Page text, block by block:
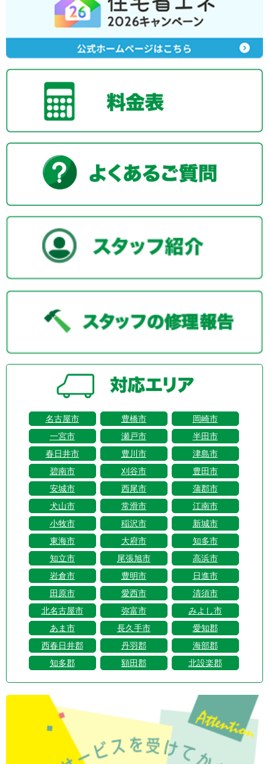
名古屋市 豊橋市
岡崎市
一宮市
瀬戸市
半田市
春日井市
豊川市
津島市
碧南市
刈谷市
豊田市
安城市
西尾市
蒲郡市
犬山市
常滑市
江南市
小牧市
稲沢市
新城市
東海市
大府市
知多市
知立市
尾張旭市
高浜市
岩倉市
豊明市
日進市
田原市
愛西市
清須市
北名古屋市
弥富市
みよし市
あま市
長久手市
愛知郡
西春日井郡
丹羽郡
海部郡
知多郡
額田郡 北設楽郡